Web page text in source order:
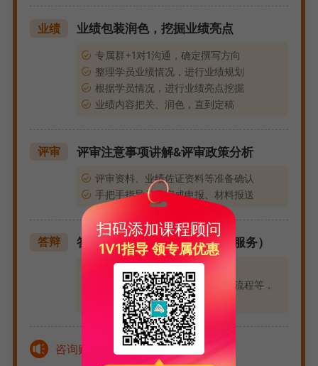
业绩 业绩包装润色，挖掘业绩亮点
专属群+1对1沟通，确定撰写方向
整理学员业绩情况，进行业绩规划
根据学员情况，进行业绩亮点挖掘
业绩内容把关、润色，直到定稿
评审 评审注意事项讲解&评审政策分析
评审资料、业绩佐证资料等准备确认
手把手指导学员完成申报、材料报送
答辩 答辩服务（仅答辩班型包含此服务）
专业老师模拟答辩指导：
包括自我介绍、政策提醒、答辩流程等，
提前熟悉流程。
咨询购课有惊喜！
扫码添加课程顾问
1V1指导 领专属优惠